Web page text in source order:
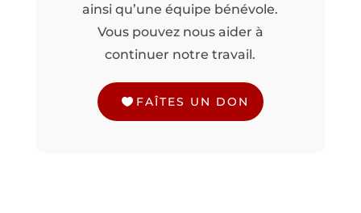
ainsi qu’une équipe bénévole.
Vous pouvez nous aider à
continuer notre travail.
FAÎTES UN DON